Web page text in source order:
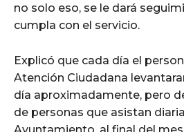
no solo eso, se le dará
cumpla con el servicio.
Explicó que cada día el
Atención Ciudadana
día aproximadamente, pero
de personas que asistan